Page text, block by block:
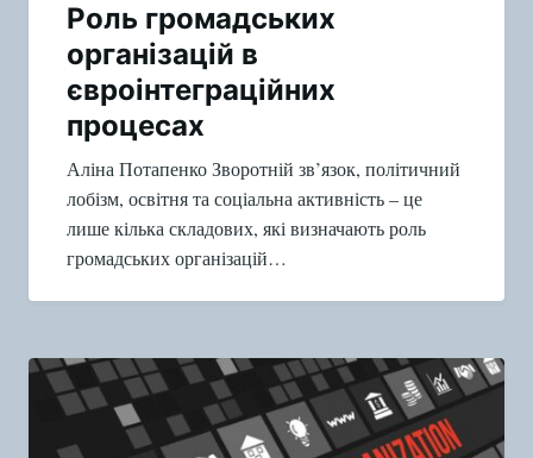
Роль громадських
організацій в
євроінтеграційних
процесах
Аліна Потапенко Зворотній зв’язок, політичний
лобізм, освітня та соціальна активність – це
лише кілька складових, які визначають роль
громадських організацій…